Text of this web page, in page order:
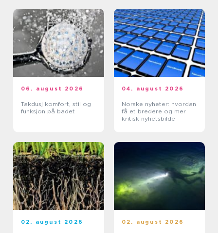
06. august 2026
Takdusj komfort, stil og
funksjon på badet
04. august 2026
Norske nyheter: hvordan
få et bredere og mer
kritisk nyhetsbilde
02. august 2026 02. august 2026